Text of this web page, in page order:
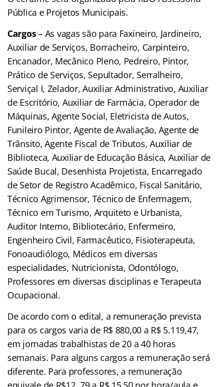
Pública e Projetos Municipais.
Cargos– As vagas são para Faxineiro, Jardineiro,
Auxiliar de Serviços, Borracheiro, Carpinteiro,
Encanador, Mecânico Pleno, Pedreiro, Pintor,
Prático de Serviços, Sepultador, Serralheiro,
Serviçal I, Zelador, Auxiliar Administrativo, Auxiliar
de Escritório, Auxiliar de Farmácia, Operador de
Máquinas, Agente Social, Eletricista de Autos,
Funileiro Pintor, Agente de Avaliação, Agente de
Trânsito, Agente Fiscal de Tributos, Auxiliar de
Biblioteca, Auxiliar de Educação Básica, Auxiliar de
Saúde Bucal, Desenhista Projetista, Encarregado
de Setor de Registro Acadêmico, Fiscal Sanitário,
Técnico Agrimensor, Técnico de Enfermagem,
Técnico em Turismo, Arquiteto e Urbanista,
Auditor Interno, Bibliotecário, Enfermeiro,
Engenheiro Civil, Farmacêutico, Fisioterapeuta,
Fonoaudiólogo, Médicos em diversas
especialidades, Nutricionista, Odontólogo,
Professores em diversas disciplinas e Terapeuta
Ocupacional.
De acordo com o edital, a remuneração prevista
para os cargos varia de R$ 880,00 a R$ 5.119,47,
em jornadas trabalhistas de 20 a 40 horas
semanais. Para alguns cargos a remuneração será
diferente. Para professores, a remuneração